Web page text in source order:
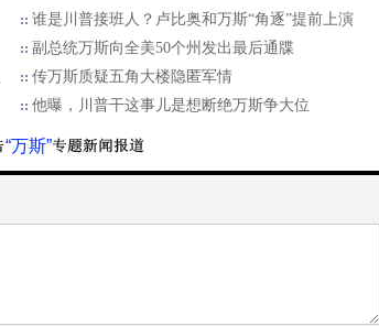
谁是川普接班人？卢比奥和万斯“角逐”提前上演
副总统万斯向全美50个州发出最后通牒
传万斯质疑五角大楼隐匿军情
他曝，川普干这事儿是想断绝万斯争大位
“万斯”